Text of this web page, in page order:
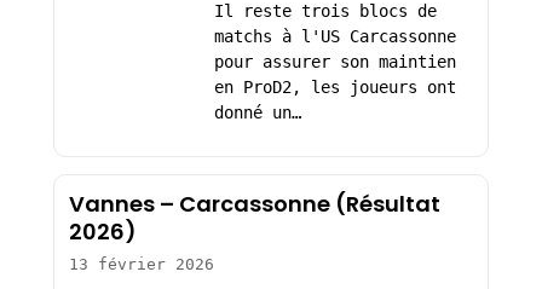
Il reste trois blocs de
matchs à l'US Carcassonne
pour assurer son maintien
en ProD2, les joueurs ont
donné un…
Vannes – Carcassonne (Résultat
2026)
13 février 2026